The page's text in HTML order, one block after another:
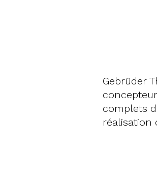
Gebrüder
complets
réalisation